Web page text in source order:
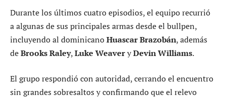
Durante los últimos cuatro episodios, el equipo recurrió
a algunas de sus principales armas desde el bullpen,
incluyendo al dominicanoHuascar Brazobán, además
deBrooks Raley,Luke WeaveryDevin Williams.
El grupo respondió con autoridad, cerrando el encuentro
sin grandes sobresaltos y confirmando que el relevo